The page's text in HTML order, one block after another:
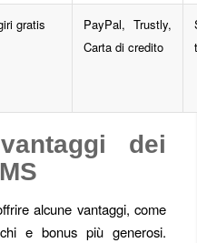
gratis
PayPal, Trustly,
Carta di credito
dei
alcune vantaggi, come
e bonus più generosi.